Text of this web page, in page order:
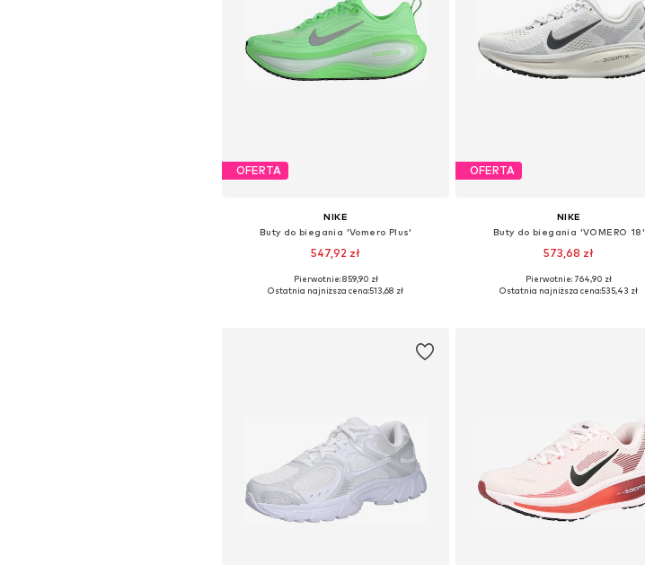
OFERTA
NIKE
Buty do biegania 'Vomero Plus'
547,92 zł
Dostępne w różnych rozmiarach
Pierwotnie: 859,90 zł
Ostatnia najniższa cena:513,68 zł
OFERTA
NIKE
Buty do biegania 'VOMERO 18'
573,68 zł
+2
Dostępne w różnych rozmiarach
Pierwotnie: 764,90 zł
Ostatnia najniższa cena:535,43 zł